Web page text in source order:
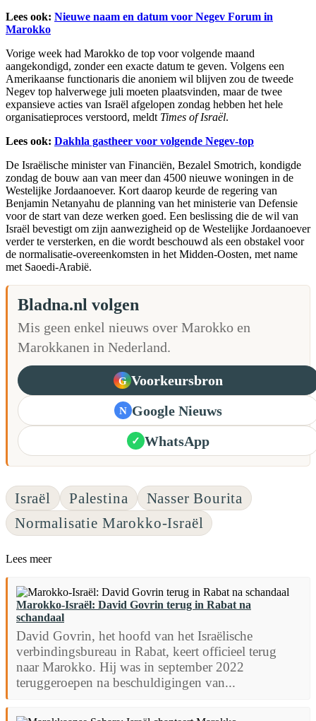
Lees ook: Nieuwe naam en datum voor Negev Forum in
Marokko
Vorige week had Marokko de top voor volgende maand
aangekondigd, zonder een exacte datum te geven. Volgens een
Amerikaanse functionaris die anoniem wil blijven zou de tweede
Negev top halverwege juli moeten plaatsvinden, maar de twee
expansieve acties van Israël afgelopen zondag hebben het hele
organisatieproces verstoord, meldt Times of Israël.
Lees ook: Dakhla gastheer voor volgende Negev-top
De Israëlische minister van Financiën, Bezalel Smotrich, kondigde
zondag de bouw aan van meer dan 4500 nieuwe woningen in de
Westelijke Jordaanoever. Kort daarop keurde de regering van
Benjamin Netanyahu de planning van het ministerie van Defensie
voor de start van deze werken goed. Een beslissing die de wil van
Israël bevestigt om zijn aanwezigheid op de Westelijke Jordaanoever
verder te versterken, en die wordt beschouwd als een obstakel voor
de normalisatie-overeenkomsten in het Midden-Oosten, met name
met Saoedi-Arabië.
Bladna.nl volgen
Mis geen enkel nieuws over Marokko en
Marokkanen in Nederland.
G Voorkeursbron
N Google Nieuws
✓ WhatsApp
Israël Palestina
Nasser Bourita
Normalisatie Marokko-Israël
Lees meer
Marokko-Israël: David Govrin terug in Rabat na
schandaal
David Govrin, het hoofd van het Israëlische
verbindingsbureau in Rabat, keert officieel terug
naar Marokko. Hij was in september 2022
teruggeroepen na beschuldigingen van...